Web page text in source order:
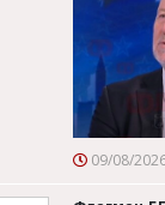
09/08/